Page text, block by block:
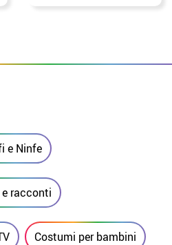
e Ninfe
racconti
Costumi per bambini